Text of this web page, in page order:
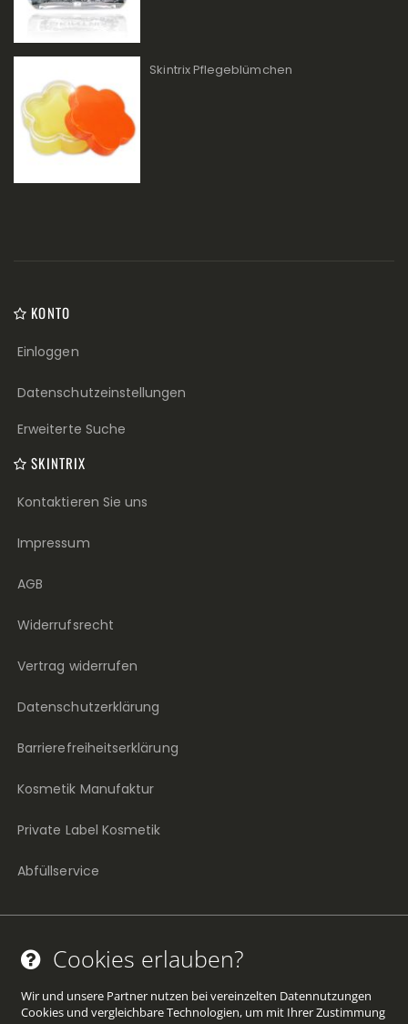
Cookies erlauben?
Wir und unsere Partner nutzen bei vereinzelten Datennutzungen
Cookies und vergleichbare Technologien, um mit Ihrer Zustimmung
Skintrix Pflegeblümchen
KONTO
Einloggen
Datenschutzeinstellungen
Erweiterte Suche
SKINTRIX
Kontaktieren Sie uns
Impressum
AGB
Widerrufsrecht
Vertrag widerrufen
Datenschutzerklärung
Barrierefreiheitserklärung
Kosmetik Manufaktur
Private Label Kosmetik
Abfüllservice
Facebook
(öffnet
Twitter
(öffnet
YouTube
(öffnet
Pinterest
(öffnet(öffnet